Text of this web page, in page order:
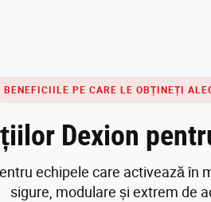
BENEFICIILE PE CARE LE OBȚINEȚI
Dexion
echipele care activează în
sigure, modulare și extrem de